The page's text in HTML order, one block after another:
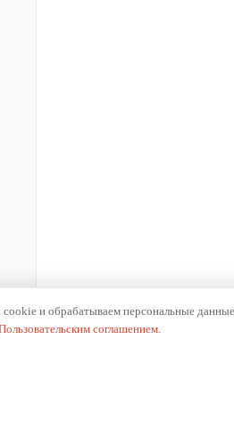
и обрабатываем персональные
соглашением.